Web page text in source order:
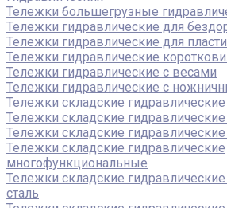
Тележки большегрузные
Тележки гидравлические для
Тележки гидравлические для
Тележки гидравлические
Тележки гидравлические с весами
Тележки гидравлические с
Тележки складские
Тележки складские
Тележки складские
Тележки складские гидравлические
многофункциональные
Тележки складские
сталь